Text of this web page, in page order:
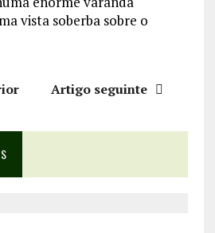
vista soberba sobre o
Artigo seguinte